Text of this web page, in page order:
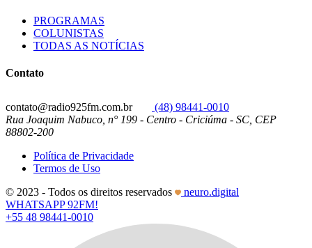
PROGRAMAS
COLUNISTAS
TODAS AS NOTÍCIAS
Contato
contato@radio925fm.com.br
(48) 98441-0010
Rua Joaquim Nabuco, n° 199 - Centro - Criciúma - SC, CEP
88802-200
Política de Privacidade
Termos de Uso
© 2023 - Todos os direitos reservados
neuro.digital
WHATSAPP 92FM!
+55 48 98441-0010